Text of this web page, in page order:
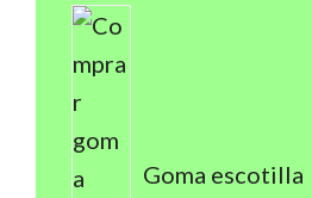
Goma escotilla